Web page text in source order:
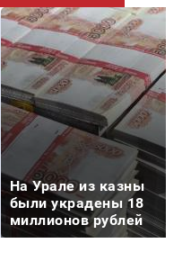
На Урале из казны
были украдены 18
миллионов рублей